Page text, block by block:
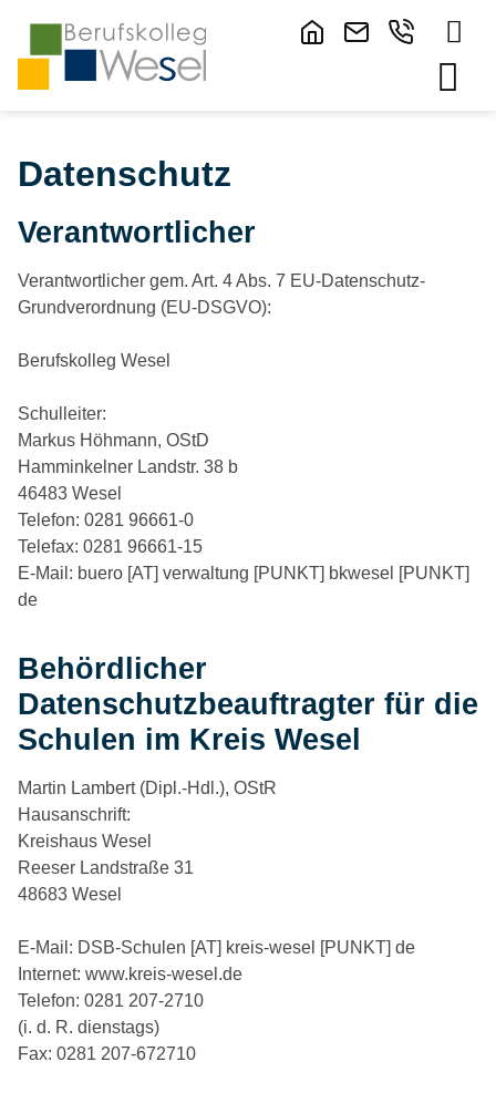
Datenschutz
Verantwortlicher
Verantwortlicher gem. Art. 4 Abs. 7 EU-Datenschutz-
Grundverordnung (EU-DSGVO):
Berufskolleg Wesel
Schulleiter:
Markus Höhmann, OStD
Hamminkelner Landstr. 38 b
46483 Wesel
Telefon: 0281 96661-0
Telefax: 0281 96661-15
E-Mail: buero [AT] verwaltung [PUNKT] bkwesel [PUNKT]
de
Behördlicher
Datenschutzbeauftragter für die
Schulen im Kreis Wesel
Martin Lambert (Dipl.-Hdl.), OStR
Hausanschrift:
Kreishaus Wesel
Reeser Landstraße 31
48683 Wesel
E-Mail: DSB-Schulen [AT] kreis-wesel [PUNKT] de
Internet: www.kreis-wesel.de
Telefon: 0281 207-2710
(i. d. R. dienstags)
Fax: 0281 207-672710